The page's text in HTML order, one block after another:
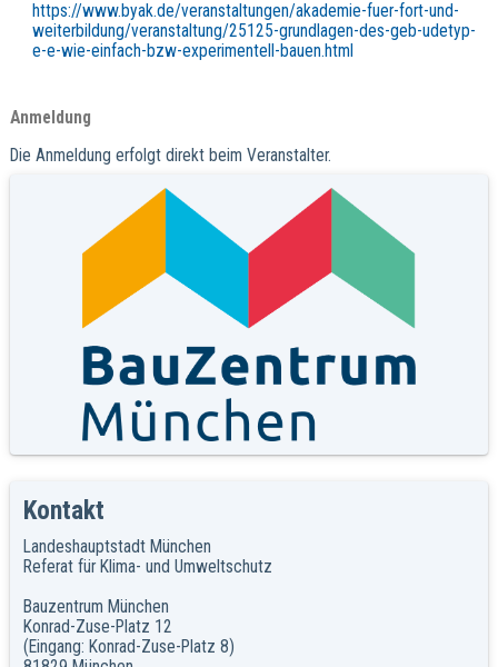
https://www.byak.de/veranstaltungen/akademie-fuer-fort-und-
weiterbildung/veranstaltung/25125-grundlagen-des-geb-udetyp-
e-e-wie-einfach-bzw-experimentell-bauen.html
Anmeldung
Die Anmeldung erfolgt direkt beim Veranstalter.
Kontakt
Landeshauptstadt München
Referat für Klima- und Umweltschutz
Bauzentrum München
Konrad-Zuse-Platz 12
(Eingang: Konrad-Zuse-Platz 8)